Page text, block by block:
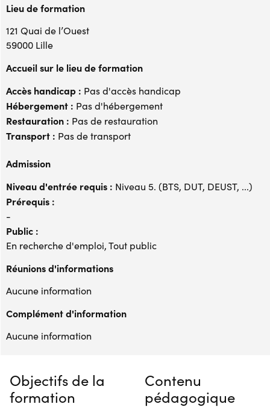
Lieu de formation
121 Quai de l’Ouest
59000 Lille
Accueil sur le lieu de formation
Accès handicap : Pas d'accès handicap
Hébergement : Pas d'hébergement
Restauration : Pas de restauration
Transport : Pas de transport
Admission
Niveau d'entrée requis : Niveau 5. (BTS, DUT, DEUST, ...)
Prérequis :
-
Public :
En recherche d'emploi, Tout public
Réunions d'informations
Aucune information
Complément d'information
Aucune information
Objectifs de la
formation
Contenu
pédagogique